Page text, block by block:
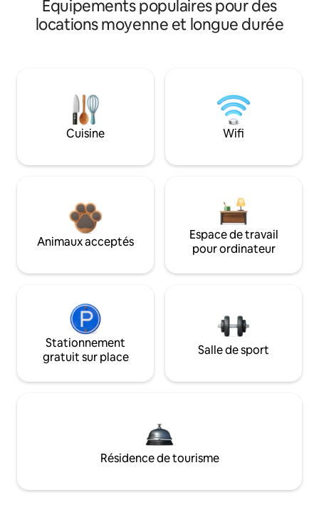
Équipements populaires pour des
locations moyenne et longue durée
Cuisine Wifi
Animaux acceptés
Espace de travail
pour ordinateur
Stationnement
gratuit sur place
Salle de sport
Résidence de tourisme